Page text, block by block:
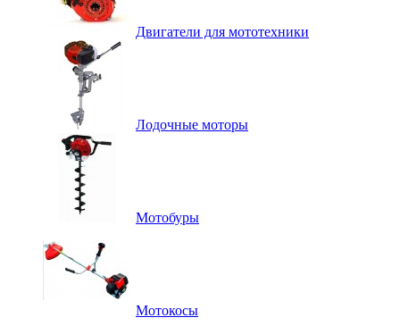
Двигатели для мототехники
Лодочные моторы
Мотобуры
Мотокосы